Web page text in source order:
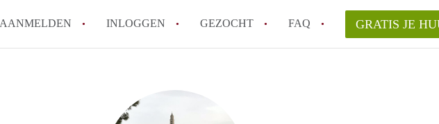
AANMELDEN INLOGGEN GEZOCHT FAQ
How to translate HuurwoningenRotterdam!
Wat is HuurwoningenRotterdam?
GRATIS JE